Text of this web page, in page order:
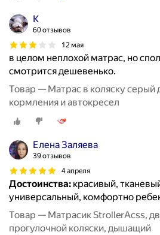
К
60 отзывов
12 мая
в целом неплохой матрас, но
смотрится дешевенько.
Товар — Матрас в коляску серый
кормления и автокресел
Елена Заляева
39 отзывов
4 апреля
Достоинства: красивый,
универсальный, комфортно
Товар — Матрасик StrollerAcss,
прогулочной коляски, дышащий